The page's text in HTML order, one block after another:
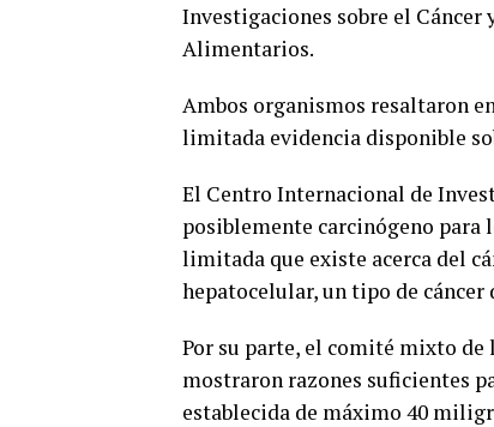
Investigaciones sobre el
Alimentarios.
Ambos organismos resaltaron
limitada evidencia disponible
El Centro Internacional de
posiblemente carcinógeno para
limitada que existe acerca del
hepatocelular, un tipo de cáncer
Por su parte, el comité mixto de
mostraron razones suficientes
establecida de máximo 40